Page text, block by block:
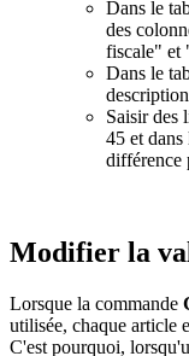
Dans le
des
fiscale" et
Dans le
Saisir des
45 et
différence
Modifier la
Lorsque la commande
utilisée, chaque article
C'est pourquoi,